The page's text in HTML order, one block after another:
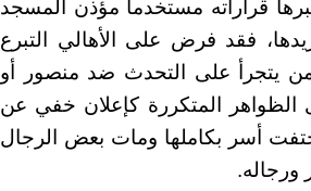
قراراته مستخدما مؤذن المسجد
فقد فرض على الأهالي التبرع
يتجرأ على التحدث ضد منصور أو
المتكررة كإعلان خفي عن
أسر بكاملها ومات بعض الرجال
ورجاله.